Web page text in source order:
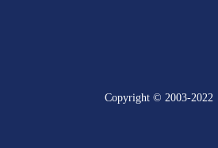
Copyright © 2003-2022